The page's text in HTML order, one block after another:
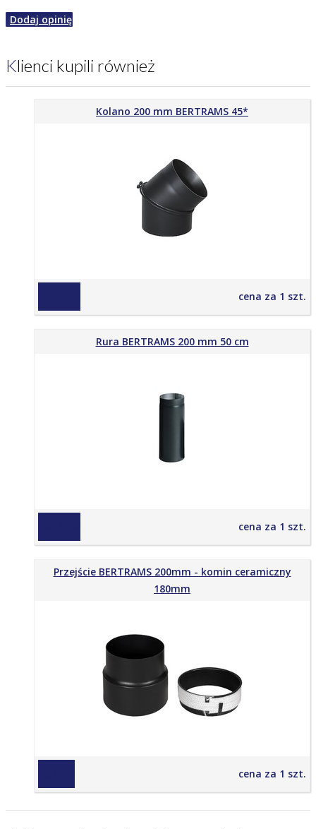
Dodaj opinię
Klienci kupili również
Kolano 200 mm BERTRAMS 45*
cena za 1 szt.
Rura BERTRAMS 200 mm 50 cm
cena za 1 szt.
Przejście BERTRAMS 200mm - komin ceramiczny
180mm
cena za 1 szt.